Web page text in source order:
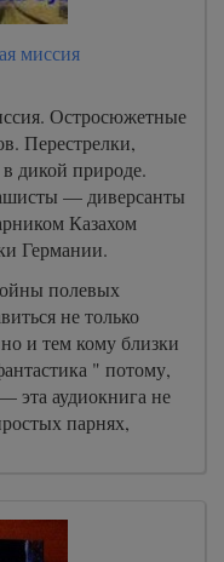
миссия
Остросюжетные
Перестрелки,
дикой природе.
— диверсанты
Казахом
Германии.
полевых
не только
и тем кому близки
" потому,
эта аудиокнига не
парнях,